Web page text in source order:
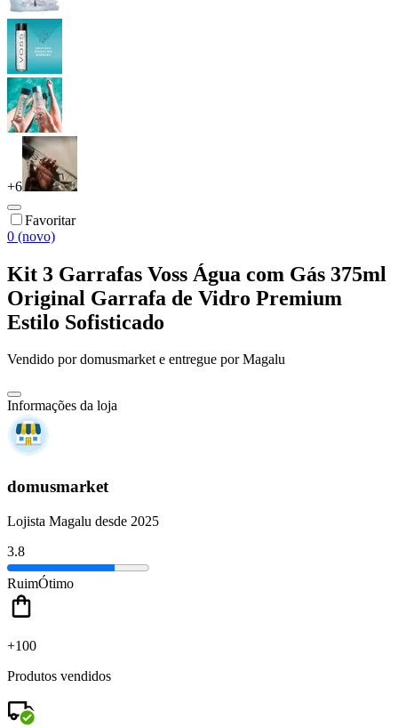
+6
Favoritar
0 (novo)
Kit 3 Garrafas Voss Água com Gás 375ml
Original Garrafa de Vidro Premium
Estilo Sofisticado
Vendido pordomusmarkete entregue por Magalu
Informações da loja
domusmarket
Lojista Magalu desde 2025
3.8
RuimÓtimo
+100
Produtos vendidos